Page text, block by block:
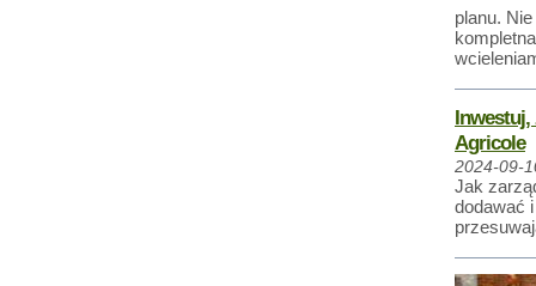
planu.
Inwestuj,
Agricole
2024-09-
Jak
dodawać